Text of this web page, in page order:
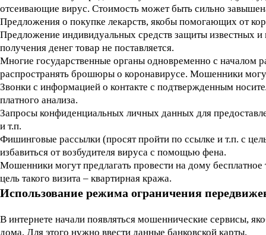
отсеивающие вирус. Стоимость может быть сильно
Предложения о покупке лекарств, якобы помогающих от
Предложение индивидуальных средств защиты известных
получения денег товар не поставляется.
Многие государственные органы одновременно с началом
распространять брошюры о коронавирусе. Мошенники
Звонки с информацией о контакте с подтвержденным
платного анализа.
Запросы конфиденциальных личных данных для
и т.п.
Фишинговые рассылки (просят пройти по ссылке и т.п. с
избавиться от возбудителя вируса с помощью фена.
Мошенники могут предлагать провести на дому
цель такого визита – квартирная кража.
Использование режима ограничения
В интернете начали появляться мошеннические сервисы,
дома. Для этого нужно ввести данные банковской карты.